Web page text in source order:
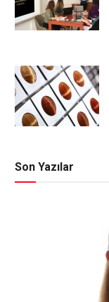
Son Yazılar